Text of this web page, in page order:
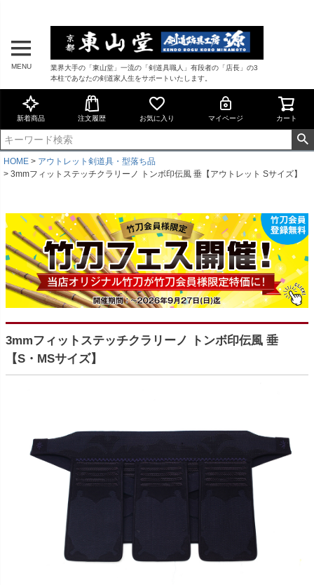
MENU
業界大手の「東山堂」一流の「剣道具職人」有段者の「店長」の3
本柱であなたの剣道家人生をサポートいたします。
新着商品 注文履歴 お気に入り マイページ カート
HOME
アウトレット剣道具・型落ち品
3mmフィットステッチクラリーノ トンボ印伝風 垂【アウトレット Sサイズ】
3mmフィットステッチクラリーノ トンボ印伝風 垂
【S・MSサイズ】